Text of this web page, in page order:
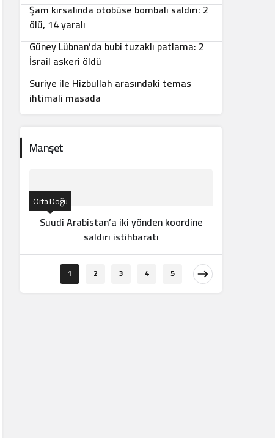
Şam kırsalında otobüse bombalı saldırı: 2
ölü, 14 yaralı
9
Güney Lübnan’da bubi tuzaklı patlama: 2
İsrail askeri öldü
10
Suriye ile Hizbullah arasındaki temas
ihtimali masada
Manşet
Orta Doğu
Suudi Arabistan’a iki yönden koordine
saldırı istihbaratı
1 2 3 4 5